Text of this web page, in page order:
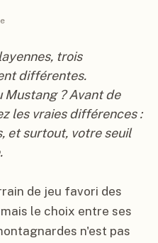
trois
différentes.
Mustang ? Avant de
les vraies différences :
et surtout, votre seuil
de jeu favori des
le choix entre ses
n'est pas